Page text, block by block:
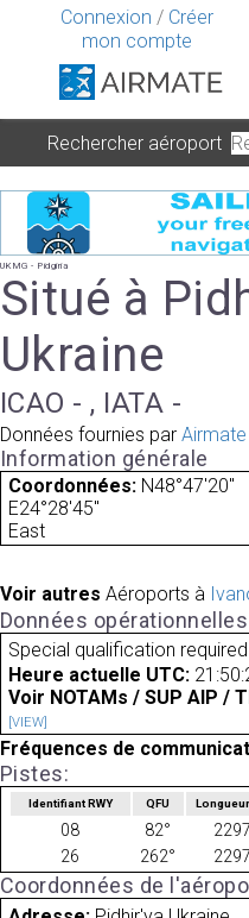
Connexion / Créer
mon compte
Rechercher aéroport
UKMG - Pidgiria
Situé à
Ukraine
ICAO - , IATA -
Données fournies par Airmate
Information générale
Coordonnées: N48°47'20"
E24°28'45"
East
Voir autres Aéroports à
Données opérationnelles
Special qualification required
Heure actuelle UTC:
Voir NOTAMs / SUP AIP /
[VIEW]
Fréquences de
Pistes:
Identifiant RWY QFU
08 82° 2297
26
262° 2297
Coordonnées de